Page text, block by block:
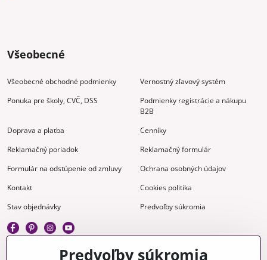
Všeobecné
Všeobecné obchodné podmienky
Vernostný zľavový systém
Ponuka pre školy, CVČ, DSS
Podmienky registrácie a nákupu
B2B
Doprava a platba
Cenníky
Reklamačný poriadok
Reklamačný formulár
Formulár na odstúpenie od zmluvy
Ochrana osobných údajov
Kontakt
Cookies politika
Stav objednávky
Predvoľby súkromia
Predvoľby súkromia